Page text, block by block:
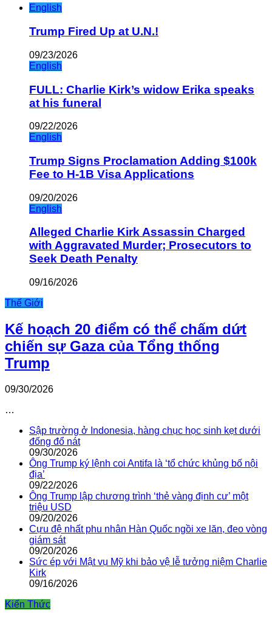
English
Trump Fired Up at U.N.!
09/23/2026
English
FULL: Charlie Kirk’s widow Erika speaks
at his funeral
09/22/2026
English
Trump Signs Proclamation Adding $100k
Fee to H-1B Visa Applications
09/20/2026
English
Alleged Charlie Kirk Assassin Charged
with Aggravated Murder; Prosecutors to
Seek Death Penalty
09/16/2026
Thế Giới
Kế hoạch 20 điểm có thể chấm dứt
chiến sự Gaza của Tổng thống
Trump
09/30/2026
…
Sập trường ở Indonesia, hàng chục học sinh kẹt dưới
đống đổ nát
09/30/2026
Ông Trump ký lệnh coi Antifa là ‘tổ chức khủng bố nội
địa’
09/22/2026
Ông Trump lập chương trình ‘thẻ vàng định cư’ một
triệu USD
09/20/2026
Cựu đệ nhất phu nhân Hàn Quốc ngồi xe lăn, đeo vòng
giám sát
09/20/2026
Sức ép với Mật vụ Mỹ khi bảo vệ lễ tưởng niệm Charlie
Kirk
09/16/2026
Kiến Thức